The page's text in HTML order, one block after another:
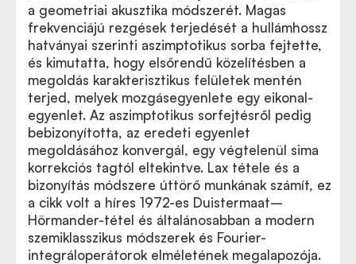
a geometriai akusztika módszerét. Magas
frekvenciájú rezgések terjedését a hullámhossz
hatványai szerinti aszimptotikus sorba fejtette,
és kimutatta, hogy elsőrendű közelítésben a
megoldás karakterisztikus felületek mentén
terjed, melyek mozgásegyenlete egy eikonal-
egyenlet. Az aszimptotikus sorfejtésről pedig
bebizonyította, az eredeti egyenlet
megoldásához konvergál, egy végtelenül sima
korrekciós tagtól eltekintve. Lax tétele és a
bizonyítás módszere úttörő munkának számít, ez
a cikk volt a híres 1972-es Duistermaat–
Hörmander-tétel és általánosabban a modern
szemiklasszikus módszerek és Fourier-
integráloperátorok elméletének megalapozója.